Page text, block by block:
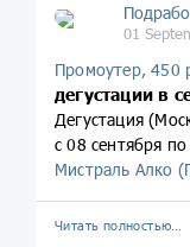
01
Промоутер,
дегустации в
Дегустация
с 08 сентября
Мистраль Алко
Читать полностью…